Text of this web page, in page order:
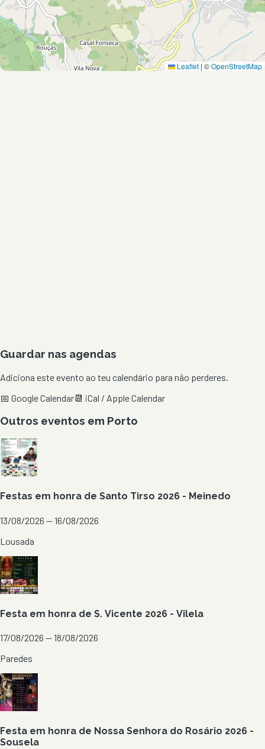
Leaflet | ©OpenStreetMap
Guardar nas agendas
Adiciona este evento ao teu calendário para não perderes.
📅 Google Calendar📆 iCal / Apple Calendar
Outros eventos em Porto
Festas em honra de Santo Tirso 2026 - Meinedo
13/08/2026 — 16/08/2026
Lousada
Festa em honra de S. Vicente 2026 - Vilela
17/08/2026 — 18/08/2026
Paredes
Festa em honra de Nossa Senhora do Rosário 2026 -
Sousela